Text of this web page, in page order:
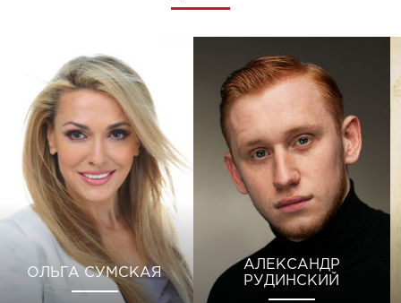
ОЛЬГА СУМСКАЯ
АЛЕКСАНДР
РУДИНСКИЙ